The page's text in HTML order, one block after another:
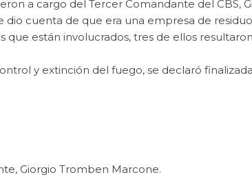
a cargo del Tercer Comandante del CBS,
cuenta de que era una empresa de
que están involucrados, tres de ellos
y extinción del fuego, se declaró
Giorgio Tromben Marcone.